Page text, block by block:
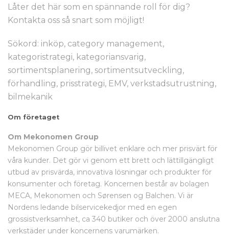
Låter det här som en spännande roll för dig?
Kontakta oss så snart som möjligt!
Sökord: inköp, category management,
kategoristrategi, kategoriansvarig,
sortimentsplanering, sortimentsutveckling,
förhandling, prisstrategi, EMV, verkstadsutrustning,
bilmekanik
Om företaget
Om Mekonomen Group
Mekonomen Group gör billivet enklare och mer prisvärt för
våra kunder. Det gör vi genom ett brett och lättillgängligt
utbud av prisvärda, innovativa lösningar och produkter för
konsumenter och företag. Koncernen består av bolagen
MECA, Mekonomen och Sørensen og Balchen. Vi är
Nordens ledande bilservicekedjor med en egen
grossistverksamhet, ca 340 butiker och över 2000 anslutna
verkstäder under koncernens varumärken.